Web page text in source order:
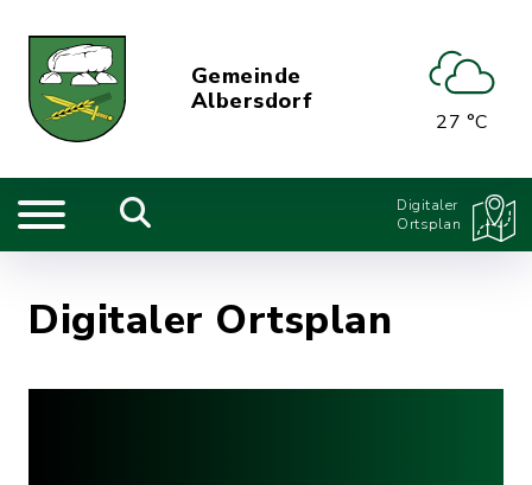
Gemeinde
Albersdorf
27 °C
Digitaler
Ortsplan
Digitaler Ortsplan